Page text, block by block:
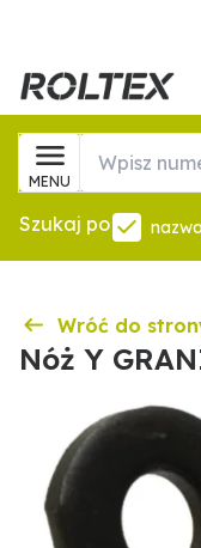
MENU
Szukaj po
Wróć do
Nóż Y